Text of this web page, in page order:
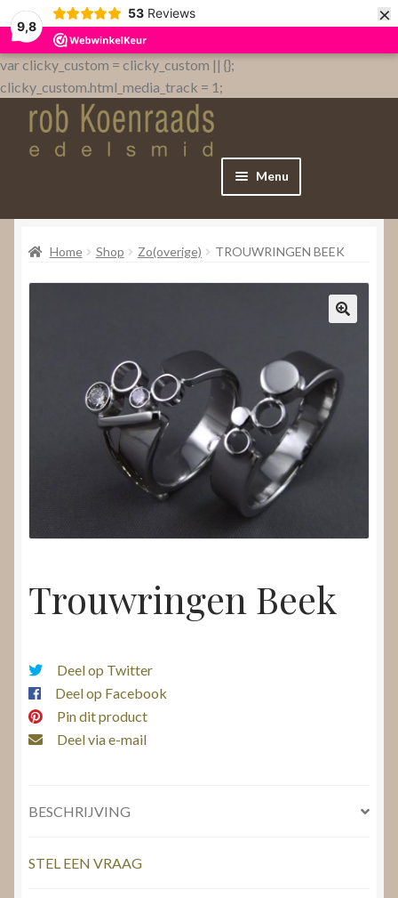
9,8
53 Reviews ×
var clicky_custom = clicky_custom || {};
clicky_custom.html_media_track = 1;
Menu
Home
Submenu
uitvouwen
Home Shop Zo(overige) TROUWRINGEN BEEK
Trouwringen Beek
Deel op Twitter
Deel op Facebook
Pin dit product
Deel via e-mail
BESCHRIJVING
STEL EEN VRAAG